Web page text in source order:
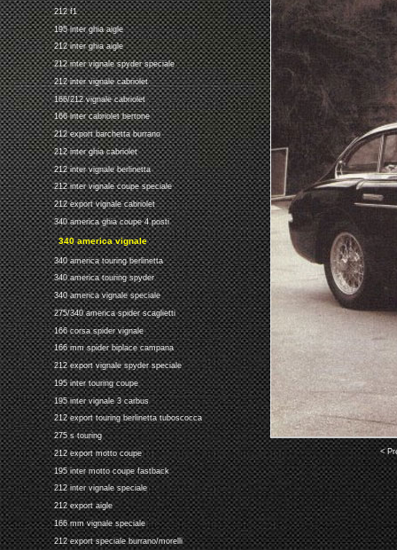
212 f1
195 inter ghia aigle
212 inter ghia aigle
212 inter vignale spyder speciale
212 inter vignale cabriolet
166/212 vignale cabriolet
166 inter cabriolet bertone
212 export barchetta burrano
212 inter ghia cabriolet
212 inter vignale berlinetta
212 inter vignale coupe speciale
212 export vignale cabriolet
340 america ghia coupe 4 posti
340 america vignale
340 america touring berlinetta
340 america touring spyder
340 america vignale speciale
275/340 america spider scaglietti
166 corsa spider vignale
166 mm spider biplace campana
212 export vignale spyder speciale
195 inter touring coupe
195 inter vignale 3 carbus
212 export touring berlinetta tuboscocca
275 s touring
212 export motto coupe
195 inter motto coupe fastback
212 inter vignale speciale
212 export aigle
166 mm vignale speciale
212 export speciale burrano/morelli
<